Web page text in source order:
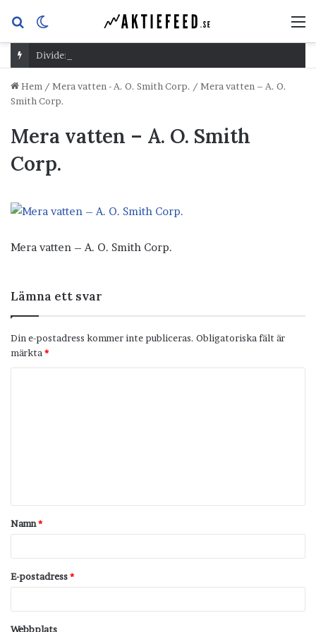
Sök
efterskin
Dividend Overshoot Day
Hem / Mera vatten - A. O. Smith Corp. / Mera vatten – A. O.
Smith Corp.
Mera vatten – A. O. Smith
Corp.
Mera vatten – A. O. Smith Corp.
Lämna ett svar
Din e-postadress kommer inte publiceras. Obligatoriska fält är
märkta *
t
a
Namn*
E-postadress*
Webbplats